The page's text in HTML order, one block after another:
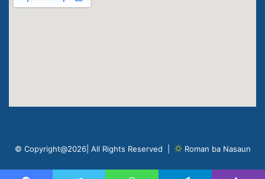
© Copyright@2026| All Rights Reserved | Roman ba Nasaun